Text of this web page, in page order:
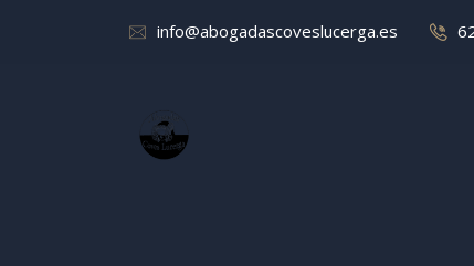
info@abogadascoveslucerga.es